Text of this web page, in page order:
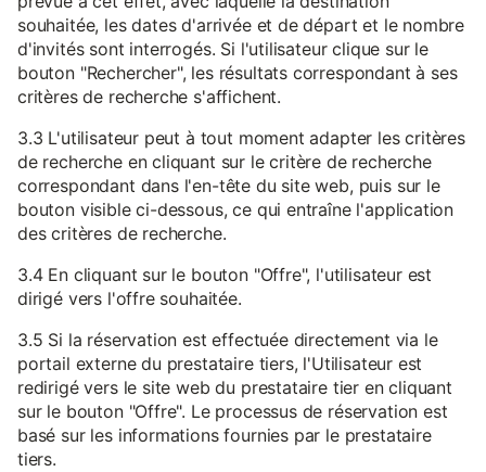
souhaitée, les dates d'arrivée et de départ et le nombre
d'invités sont interrogés. Si l'utilisateur clique sur le
bouton "Rechercher", les résultats correspondant à ses
critères de recherche s'affichent.
3.3 L'utilisateur peut à tout moment adapter les critères
de recherche en cliquant sur le critère de recherche
correspondant dans l'en-tête du site web, puis sur le
bouton visible ci-dessous, ce qui entraîne l'application
des critères de recherche.
3.4 En cliquant sur le bouton "Offre", l'utilisateur est
dirigé vers l'offre souhaitée.
3.5 Si la réservation est effectuée directement via le
portail externe du prestataire tiers, l'Utilisateur est
redirigé vers le site web du prestataire tier en cliquant
sur le bouton "Offre". Le processus de réservation est
basé sur les informations fournies par le prestataire
tiers.